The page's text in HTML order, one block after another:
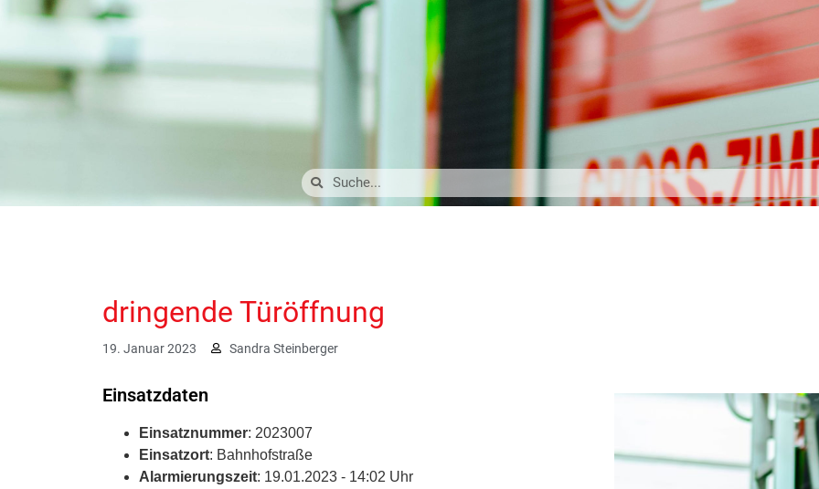
dringende Türöffnung
19. Januar 2023 Sandra Steinberger
Einsatzdaten
Einsatznummer: 2023007
Einsatzort: Bahnhofstraße
Alarmierungszeit: 19.01.2023 - 14:02 Uhr